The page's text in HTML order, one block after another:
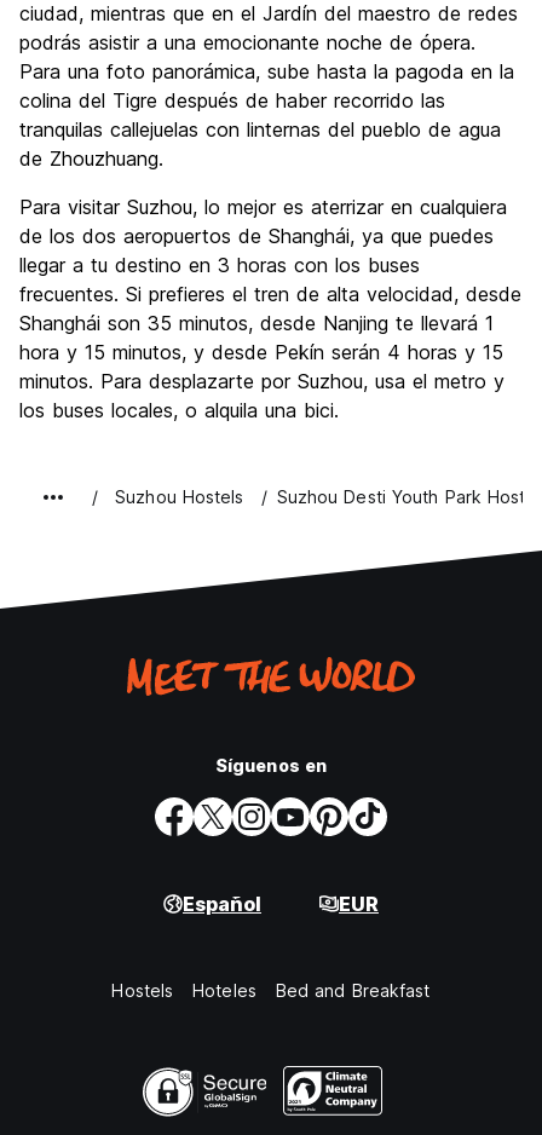
ciudad, mientras que en el Jardín del maestro de redes
podrás asistir a una emocionante noche de ópera.
Para una foto panorámica, sube hasta la pagoda en la
colina del Tigre después de haber recorrido las
tranquilas callejuelas con linternas del pueblo de agua
de Zhouzhuang.
Para visitar Suzhou, lo mejor es aterrizar en cualquiera
de los dos aeropuertos de Shanghái, ya que puedes
llegar a tu destino en 3 horas con los buses
frecuentes. Si prefieres el tren de alta velocidad, desde
Shanghái son 35 minutos, desde Nanjing te llevará 1
hora y 15 minutos, y desde Pekín serán 4 horas y 15
minutos. Para desplazarte por Suzhou, usa el metro y
los buses locales, o alquila una bici.
Suzhou Hostels Suzhou Desti Youth Park Hostel
Síguenos en
Español EUR
Hostels Hoteles Bed and Breakfast